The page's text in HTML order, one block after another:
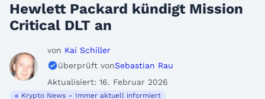
Hewlett Packard kündigt Mission
Critical DLT an
von Kai Schiller
überprüft vonSebastian Rau
Aktualisiert: 16. Februar 2026
Krypto News – Immer aktuell informiert